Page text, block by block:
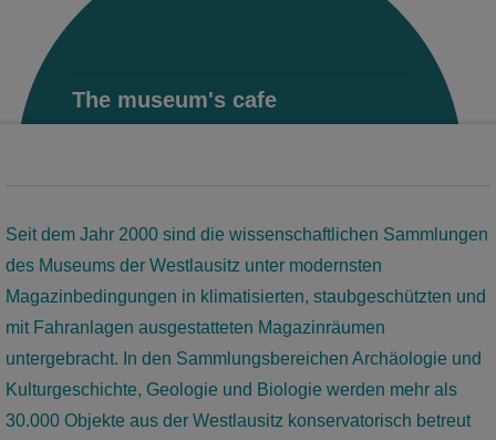
The museum's cafe
Seit dem Jahr 2000 sind die wissenschaftlichen Sammlungen
des Museums der Westlausitz unter modernsten
Magazinbedingungen in klimatisierten, staubgeschützten und
mit Fahranlagen ausgestatteten Magazinräumen
untergebracht. In den Sammlungsbereichen Archäologie und
Kulturgeschichte, Geologie und Biologie werden mehr als
30.000 Objekte aus der Westlausitz konservatorisch betreut